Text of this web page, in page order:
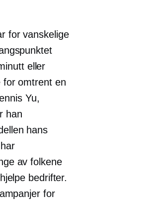
for vanskelige
eller
for omtrent en
Yu,
han
hans
av folkene
bedrifter.
for